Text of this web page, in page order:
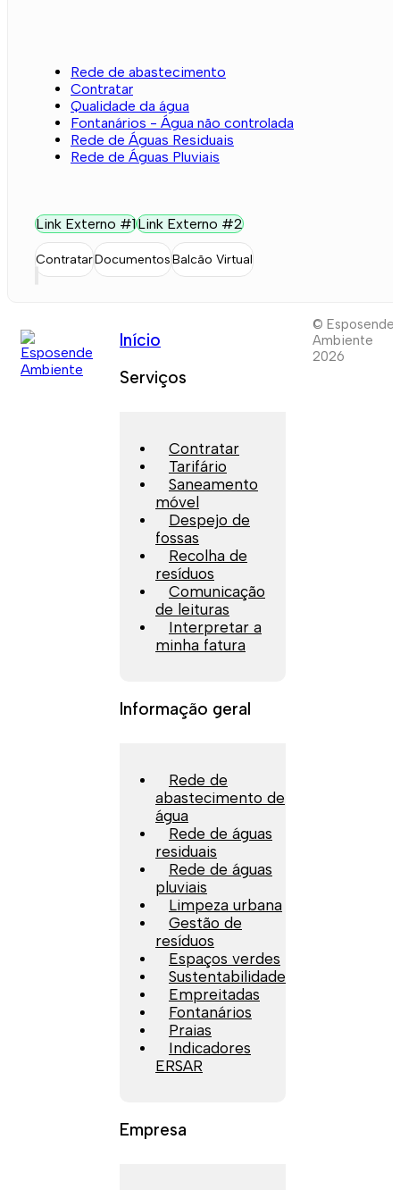
Rede de abastecimento
Contratar
Qualidade da água
Fontanários - Água não controlada
Rede de Águas Residuais
Rede de Águas Pluviais
Link Externo #1Link Externo #2
ContratarDocumentosBalcão Virtual
Início
Serviços
Contratar
Tarifário
Saneamento
móvel
Despejo de
fossas
Recolha de
resíduos
Comunicação
de leituras
Interpretar a
minha fatura
Informação geral
Rede de
abastecimento de
água
Rede de águas
residuais
Rede de águas
pluviais
Limpeza urbana
Gestão de
resíduos
Espaços verdes
Sustentabilidade
Empreitadas
Fontanários
Praias
Indicadores
ERSAR
Empresa
© Esposende
Ambiente
2026